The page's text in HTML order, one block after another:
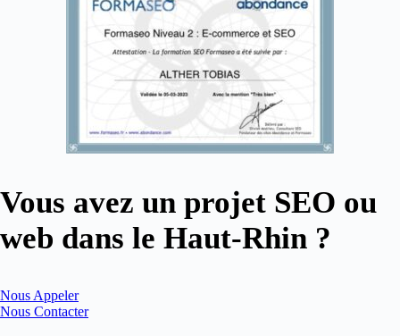
Vous avez un projet SEO ou
web dans le Haut-Rhin ?
Nous Appeler
Nous Contacter